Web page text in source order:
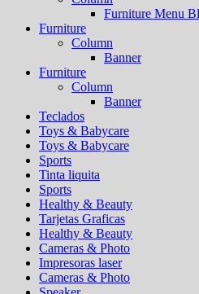
Furniture Menu
Furniture
Column
Banner
Furniture
Column
Banner
Teclados
Toys & Babycare
Toys & Babycare
Sports
Tinta liquita
Sports
Healthy & Beauty
Tarjetas Graficas
Healthy & Beauty
Cameras & Photo
Impresoras laser
Cameras & Photo